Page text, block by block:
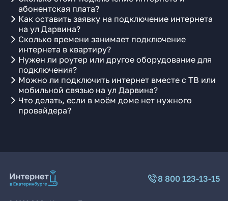
абонентская плата?
Как оставить заявку на подключение интернета
на ул Дарвина?
Сколько времени занимает подключение
интернета в квартиру?
Нужен ли роутер или другое оборудование для
подключения?
Можно ли подключить интернет вместе с ТВ или
мобильной связью на ул Дарвина?
Что делать, если в моём доме нет нужного
провайдера?
8 800 123-13-15